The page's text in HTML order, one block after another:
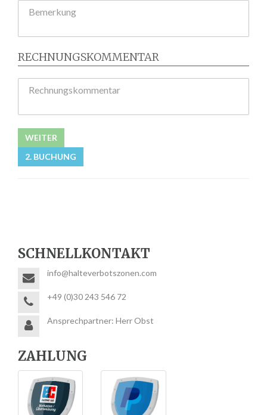
Bemerkung
RECHNUNGSKOMMENTAR
Rechnungskommentar
WEITER
2. BUCHUNG
SCHNELLKONTAKT
info@halteverbotszonen.com
+49 (0)30 243 546 72
Ansprechpartner: Herr Obst
ZAHLUNG